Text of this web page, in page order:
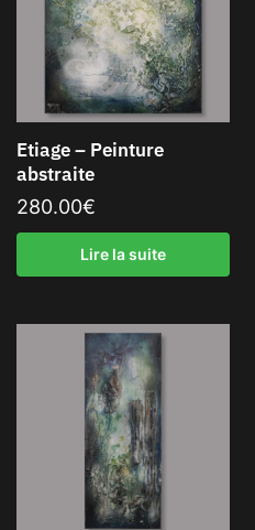
Etiage – Peinture
abstraite
280.00€
Lire la suite